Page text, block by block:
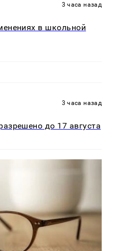
3 часа назад
в школьной
3 часа назад
до 17 августа